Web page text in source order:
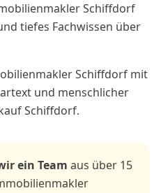
Schiffdorf
tiefes Fachwissen über
Schiffdorf mit
und menschlicher
Schiffdorf.
ein Team aus über 15